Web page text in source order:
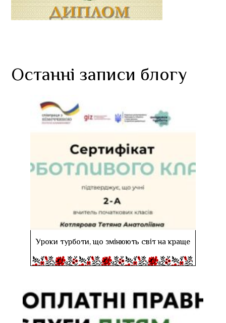
Останні записи блогу
Уроки турботи, що змінюють світ на краще